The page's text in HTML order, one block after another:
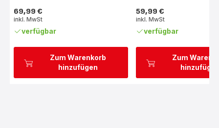
Zum Warenkorb
hinzufügen
Preis
69,99 €
inkl. MwSt
verfügbar
Zum
Preis
59,99 €
inkl. MwSt
verfügbar